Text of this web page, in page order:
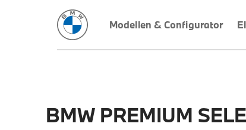
Modellen & Configurator
BMW PREMIUM